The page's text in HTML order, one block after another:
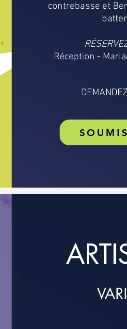
contrebasse et
Réception -